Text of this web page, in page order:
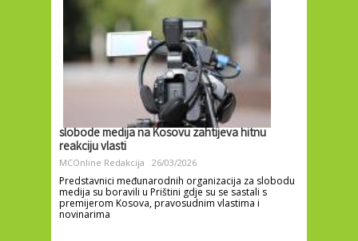
slobode medija na Kosovu zahtijeva hitnu
reakciju vlasti
MCOnline Redakcija 26/03/2026
Predstavnici međunarodnih organizacija za slobodu
medija su boravili u Prištini gdje su se sastali s
premijerom Kosova, pravosudnim vlastima i
novinarima